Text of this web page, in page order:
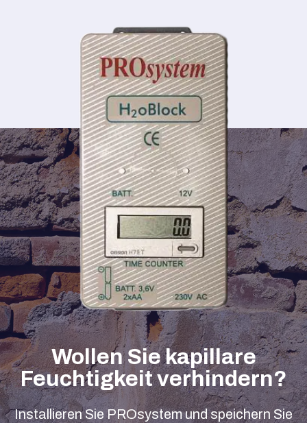
Wollen Sie kapillare
Feuchtigkeit verhindern?
Installieren Sie PROsystem und speichern Sie